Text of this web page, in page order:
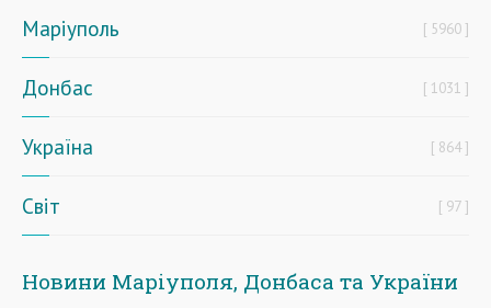
Маріуполь 5960
Донбас 1031
Україна 864
Світ 97
Новини Маріуполя, Донбаса та України